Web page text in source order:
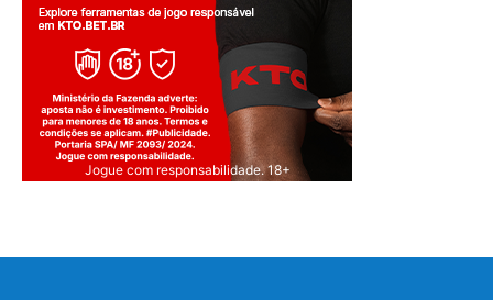
Jogue com responsabilidade. 18+